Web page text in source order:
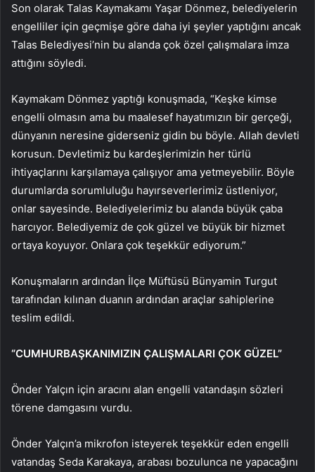
Son olarak Talas Kaymakamı Yaşar Dönmez, belediyelerin
engelliler için geçmişe göre daha iyi şeyler yaptığını ancak
Talas Belediyesi’nin bu alanda çok özel çalışmalara imza
attığını söyledi.
Kaymakam Dönmez yaptığı konuşmada, “Keşke kimse
engelli olmasın ama bu maalesef hayatımızın bir gerçeği,
dünyanın neresine giderseniz gidin bu böyle. Allah devleti
korusun. Devletimiz bu kardeşlerimizin her türlü
ihtiyaçlarını karşılamaya çalışıyor ama yetmeyebilir. Böyle
durumlarda sorumluluğu hayırseverlerimiz üstleniyor,
onlar sayesinde. Belediyelerimiz bu alanda büyük çaba
harcıyor. Belediyemiz de çok güzel ve büyük bir hizmet
ortaya koyuyor. Onlara çok teşekkür ediyorum.”
Konuşmaların ardından İlçe Müftüsü Bünyamin Turgut
tarafından kılınan duanın ardından araçlar sahiplerine
teslim edildi.
“CUMHURBAŞKANIMIZIN ÇALIŞMALARI ÇOK GÜZEL”
Önder Yalçın için aracını alan engelli vatandaşın sözleri
törene damgasını vurdu.
Önder Yalçın’a mikrofon isteyerek teşekkür eden engelli
vatandaş Seda Karakaya, arabası bozulunca ne yapacağını